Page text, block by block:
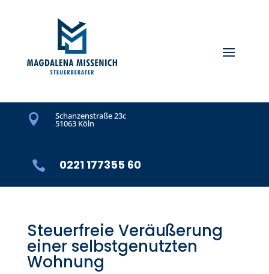
 Schanzenstraße 23c
51063 Köln
 0221 177355 60
Steuerfreie Veräußerung
einer selbstgenutzten
Wohnung